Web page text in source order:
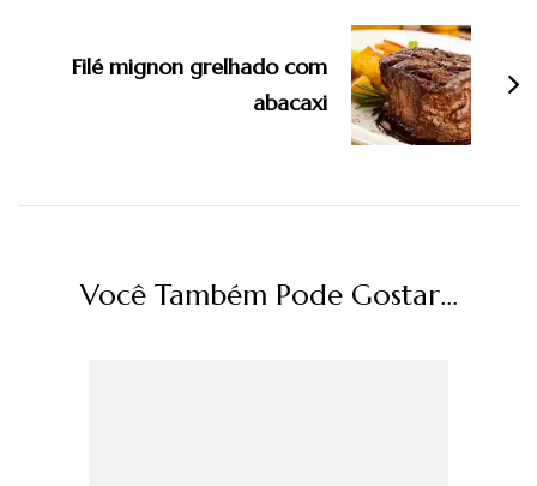
Filé mignon grelhado com
abacaxi
Você Também Pode Gostar...